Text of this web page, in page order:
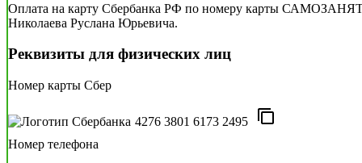
Оплата на карту Сбербанка РФ по номеру карты
Николаева Руслана Юрьевича.
Реквизиты для физических лиц
Номер карты Cбер
4276 3801 6173 2495
Номер телефона